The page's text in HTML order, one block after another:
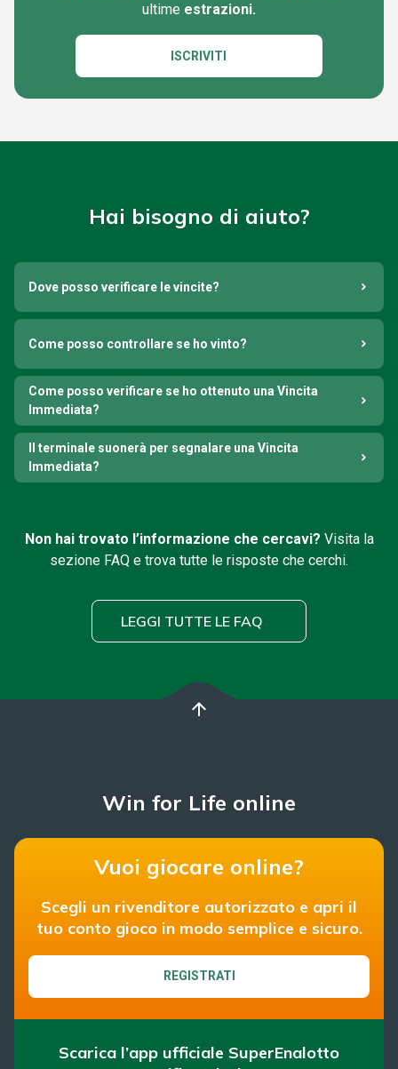
ultime estrazioni.
ISCRIVITI
Hai bisogno di aiuto?
Dove posso verificare le vincite?
Come posso controllare se ho vinto?
Come posso verificare se ho ottenuto una Vincita
Immediata?
Il terminale suonerà per segnalare una Vincita
Immediata?
Non hai trovato l’informazione che cercavi? Visita la
sezione FAQ e trova tutte le risposte che cerchi.
LEGGI TUTTE LE FAQ
arrow_upward
Win for Life online
Vuoi giocare online?
Scegli un rivenditore autorizzato e apri il
tuo conto gioco in modo semplice e sicuro.
REGISTRATI
Scarica l’app ufficiale SuperEnalotto